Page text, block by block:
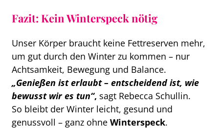
Fazit: Kein Winterspeck nötig
Unser Körper braucht keine Fettreserven mehr,
um gut durch den Winter zu kommen – nur
Achtsamkeit, Bewegung und Balance.
„Genießen ist erlaubt – entscheidend ist, wie
bewusst wir es tun“, sagt Rebecca Schullin.
So bleibt der Winter leicht, gesund und
genussvoll – ganz ohne Winterspeck.